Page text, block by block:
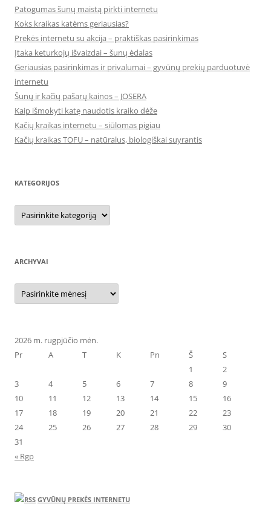
Patogumas šunų maistą pirkti internetu
Koks kraikas katėms geriausias?
Prekės internetu su akcija – praktiškas pasirinkimas
Įtaka keturkojų išvaizdai – šunų ėdalas
Geriausias pasirinkimas ir privalumai – gyvūnų prekių parduotuvė
internetu
Šunų ir kačių pašarų kainos – JOSERA
Kaip išmokyti katę naudotis kraiko dėže
Kačių kraikas internetu – siūlomas pigiau
Kačių kraikas TOFU – natūralus, biologiškai suyrantis
KATEGORIJOS
Kategorijos
ARCHYVAI
Archyvai
2026 m. rugpjūčio mėn.
Pr
A T K Pn Š
S
1
2
3
4 5 6 7 8
9
10
11 12 13 14 15
16
17
18 19 20 21 22
23
24
25 26 27 28 29
30
31
« Rgp
GYVŪNŲ PREKĖS INTERNETU